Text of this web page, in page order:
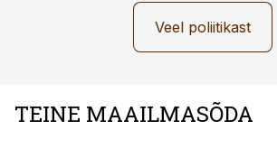
Veel poliitikast
TEINE MAAILMASÕDA